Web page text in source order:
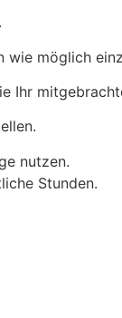
wie möglich
Ihr
nutzen.
Stunden.